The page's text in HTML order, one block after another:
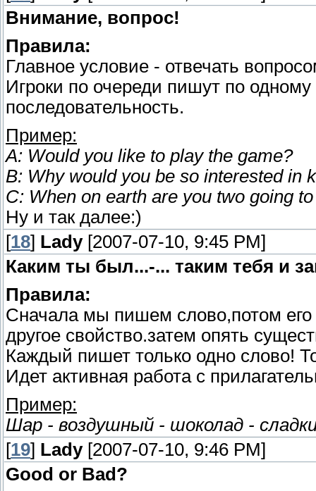
Внимание, вопрос!
Правила:
Главное условие - отвечать
Игроки по очереди пишут по
последовательность.
Пример:
A: Would you like to play the game?
B: Why would you be so interested in
C: When on earth are you two going
Ну и так далее:)
[18] Lady[2007-07-10, 9:45 PM]
Каким ты был...-... таким тебя и
Правила:
Сначала мы пишем слово,потом
другое свойство.затем опять
Каждый пишет только одно слово!
Идет активная работа с
Пример:
Шар - воздушный - шоколад -
[19] Lady[2007-07-10, 9:46 PM]
Good or Bad?